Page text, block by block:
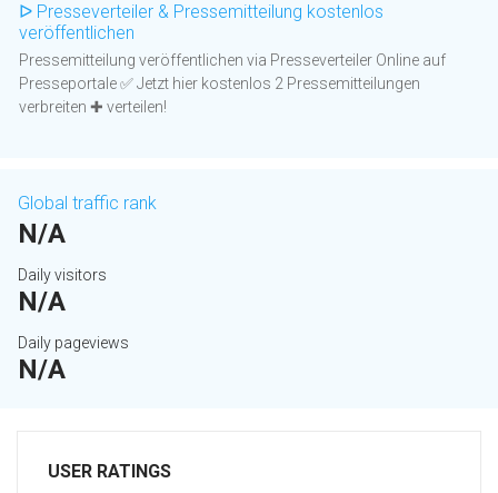
ᐅ Presseverteiler & Pressemitteilung kostenlos
veröffentlichen
Pressemitteilung veröffentlichen via Presseverteiler Online auf
Presseportale ✅ Jetzt hier kostenlos 2 Pressemitteilungen
verbreiten ✚ verteilen!
Global traffic rank
N/A
Daily visitors
N/A
Daily pageviews
N/A
USER RATINGS